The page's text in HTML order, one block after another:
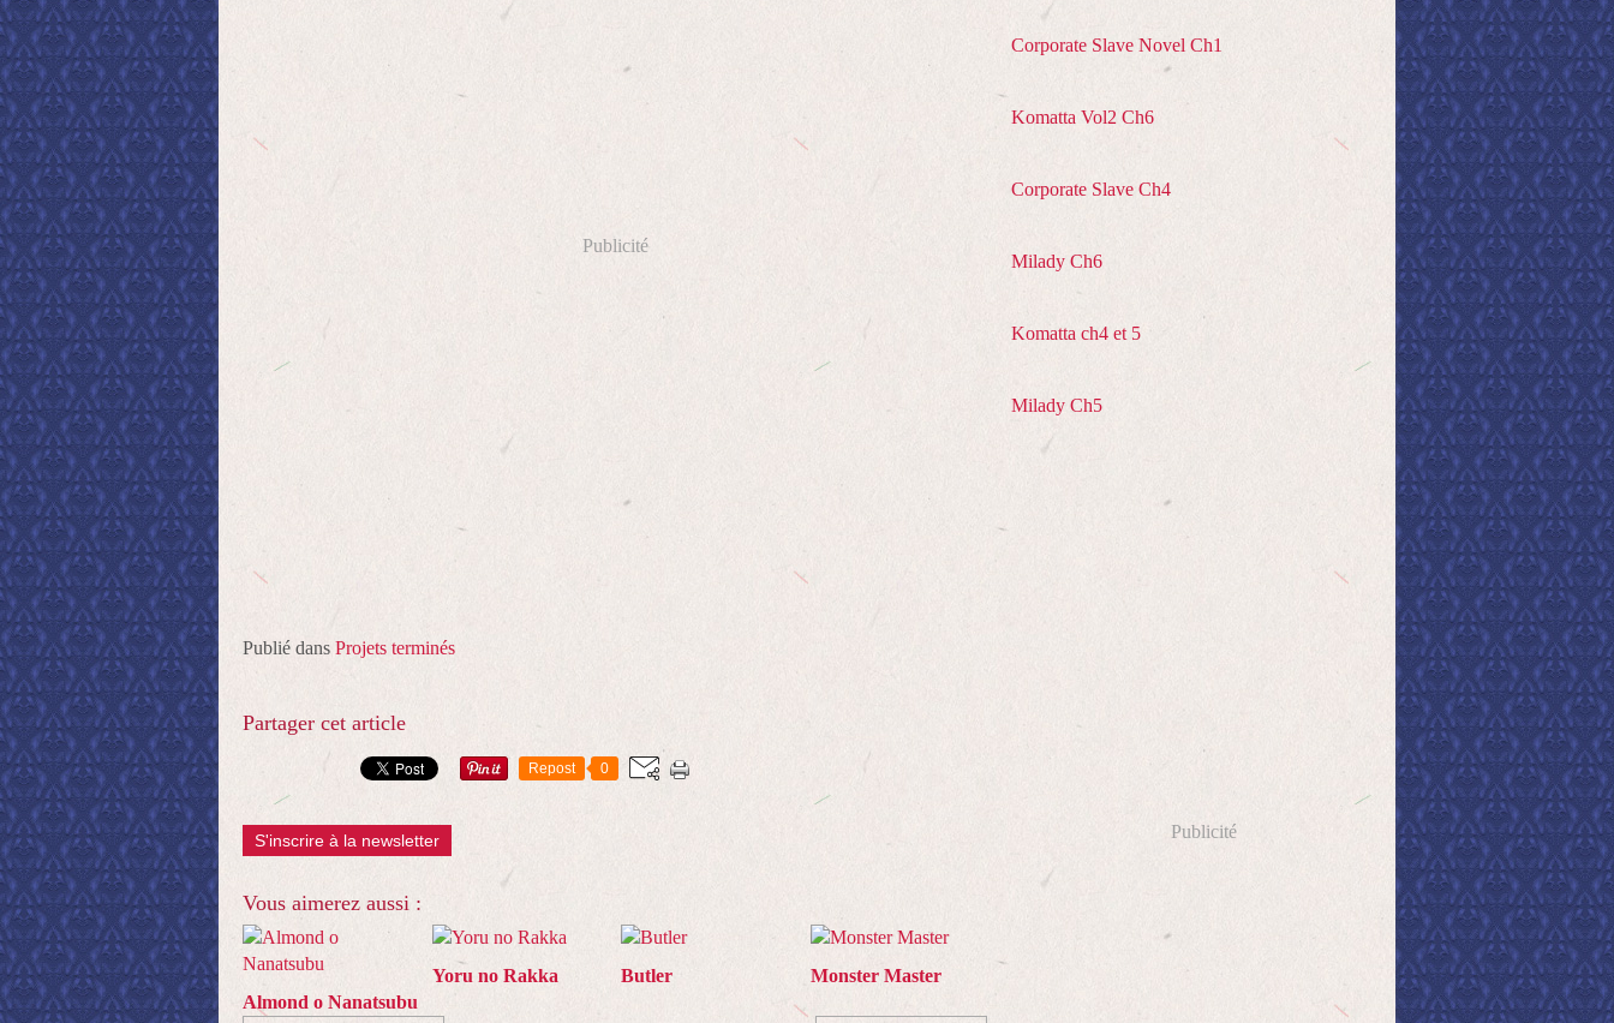
Publicité
Publié dans Projets terminés
Partager cet article
Repost 0
S'inscrire à la newsletter
Vous aimerez aussi :
Almond o Nanatsubu
Yoru no Rakka Butler Monster Master
Corporate Slave Novel Ch1
Komatta Vol2 Ch6
Corporate Slave Ch4
Milady Ch6
Komatta ch4 et 5
Milady Ch5
Publicité